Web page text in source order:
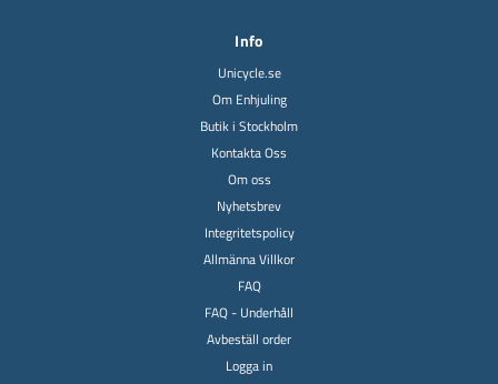
Info
Unicycle.se
Om Enhjuling
Butik i Stockholm
Kontakta Oss
Om oss
Nyhetsbrev
Integritetspolicy
Allmänna Villkor
FAQ
FAQ - Underhåll
Avbeställ order
Logga in